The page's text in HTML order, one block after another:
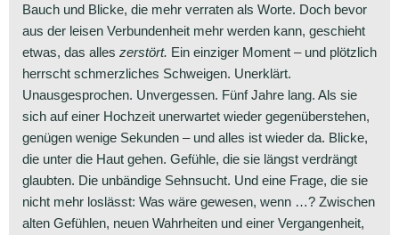
Bauch und Blicke, die mehr verraten als Worte. Doch bevor
aus der leisen Verbundenheit mehr werden kann, geschieht
etwas, das alles zerstört. Ein einziger Moment – und plötzlich
herrscht schmerzliches Schweigen. Unerklärt.
Unausgesprochen. Unvergessen. Fünf Jahre lang. Als sie
sich auf einer Hochzeit unerwartet wieder gegenüberstehen,
genügen wenige Sekunden – und alles ist wieder da. Blicke,
die unter die Haut gehen. Gefühle, die sie längst verdrängt
glaubten. Die unbändige Sehnsucht. Und eine Frage, die sie
nicht mehr loslässt: Was wäre gewesen, wenn …? Zwischen
alten Gefühlen, neuen Wahrheiten und einer Vergangenheit,